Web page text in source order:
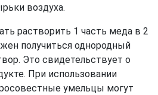
воздуха.
растворить 1 часть меда в 2
получиться однородный
Это свидетельствует о
При использовании
умельцы могут